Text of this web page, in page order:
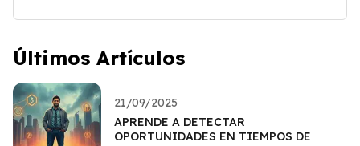
Últimos Artículos
21/09/2025
APRENDE A DETECTAR
OPORTUNIDADES EN TIEMPOS DE